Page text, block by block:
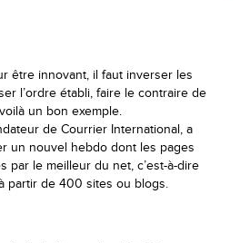
être innovant, il faut inverser les
l’ordre établi, faire le contraire de
un bon exemple.
de Courrier International, a
un nouvel hebdo dont les pages
par le meilleur du net, c’est-à-dire
partir de 400 sites ou blogs.